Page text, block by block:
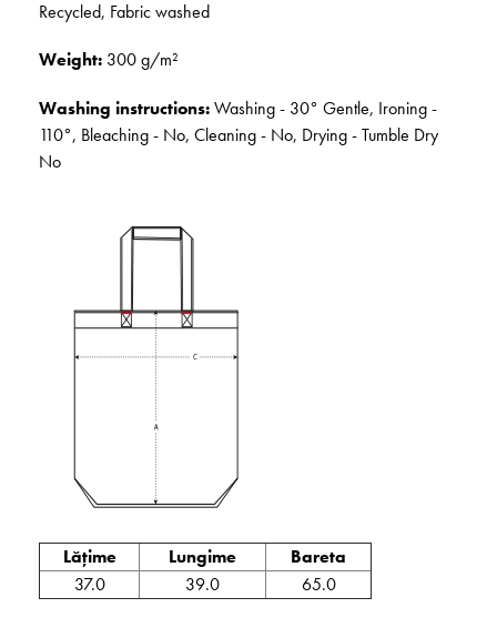
Recycled, Fabric washed
Weight: 300 g/m²
Washing instructions:Washing - 30° Gentle, Ironing -
110°, Bleaching - No, Cleaning - No, Drying - Tumble Dry
No
Lățime Lungime
Bareta
37.0
39.0 65.0